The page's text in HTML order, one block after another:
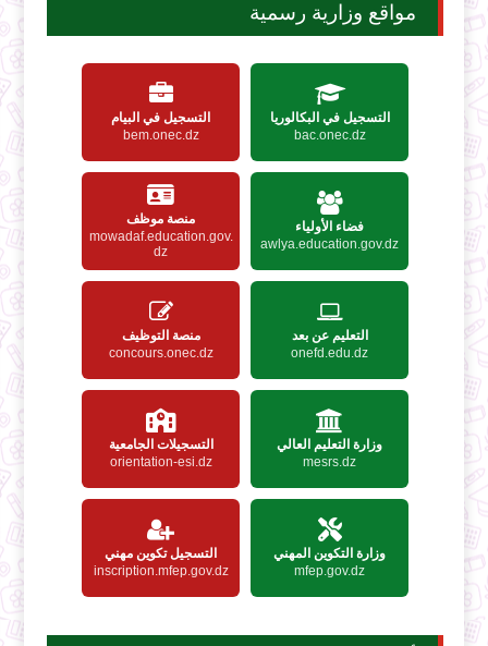
مواقع وزارية رسمية
التسجيل في البكالوريا
bac.onec.dz
التسجيل في البيام
bem.onec.dz
فضاء الأولياء
awlya.education.gov.dz
منصة موظف
mowadaf.education.gov.
dz
التعليم عن بعد
onefd.edu.dz
منصة التوظيف
concours.onec.dz
وزارة التعليم العالي
mesrs.dz
التسجيلات الجامعية
orientation-esi.dz
وزارة التكوين المهني
mfep.gov.dz
التسجيل تكوين مهني
inscription.mfep.gov.dz